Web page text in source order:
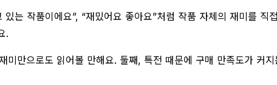
는 작품이에요”, “재밌어요 좋아요”처럼 작품 자체의 재미를
.
만으로도 읽어볼 만해요. 둘째, 특전 때문에 구매 만족도가 커